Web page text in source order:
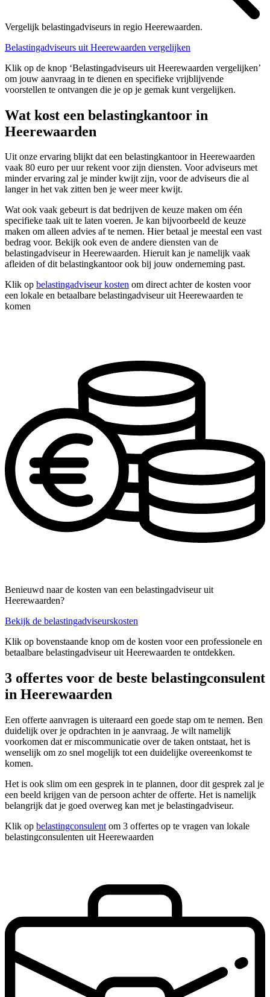
Vergelijk belastingadviseurs in regio Heerewaarden.
Belastingadviseurs uit Heerewaarden vergelijken
Klik op de knop ‘Belastingadviseurs uit Heerewaarden vergelijken’
om jouw aanvraag in te dienen en specifieke vrijblijvende
voorstellen te ontvangen die je op je gemak kunt vergelijken.
Wat kost een belastingkantoor in
Heerewaarden
Uit onze ervaring blijkt dat een belastingkantoor in Heerewaarden
vaak 80 euro per uur rekent voor zijn diensten. Voor adviseurs met
minder ervaring zal je minder kwijt zijn, voor de adviseurs die al
langer in het vak zitten ben je weer meer kwijt.
Wat ook vaak gebeurt is dat bedrijven de keuze maken om één
specifieke taak uit te laten voeren. Je kan bijvoorbeeld de keuze
maken om alleen advies af te nemen. Hier betaal je meestal een vast
bedrag voor. Bekijk ook even de andere diensten van de
belastingadviseur in Heerewaarden. Hieruit kan je namelijk vaak
afleiden of dit belastingkantoor ook bij jouw onderneming past.
Klik op belastingadviseur kosten om direct achter de kosten voor
een lokale en betaalbare belastingadviseur uit Heerewaarden te
komen
Benieuwd naar de kosten van een belastingadviseur uit
Heerewaarden?
Bekijk de belastingadviseurskosten
Klik op bovenstaande knop om de kosten voor een professionele en
betaalbare belastingadviseur uit Heerewaarden te ontdekken.
3 offertes voor de beste belastingconsulent
in Heerewaarden
Een offerte aanvragen is uiteraard een goede stap om te nemen. Ben
duidelijk over je opdrachten in je aanvraag. Je wilt namelijk
voorkomen dat er miscommunicatie over de taken ontstaat, het is
wenselijk om zo snel mogelijk tot een duidelijke overeenkomst te
komen.
Het is ook slim om een gesprek in te plannen, door dit gesprek zal je
een beeld krijgen van de persoon achter de offerte. Het is namelijk
belangrijk dat je goed overweg kan met je belastingadviseur.
Klik op belastingconsulent om 3 offertes op te vragen van lokale
belastingconsulenten uit Heerewaarden